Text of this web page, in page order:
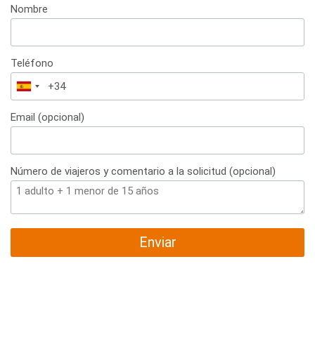
Nombre
Teléfono
España
+34
Email (opcional)
Número de viajeros y comentario a la solicitud (opcional)
Enviar